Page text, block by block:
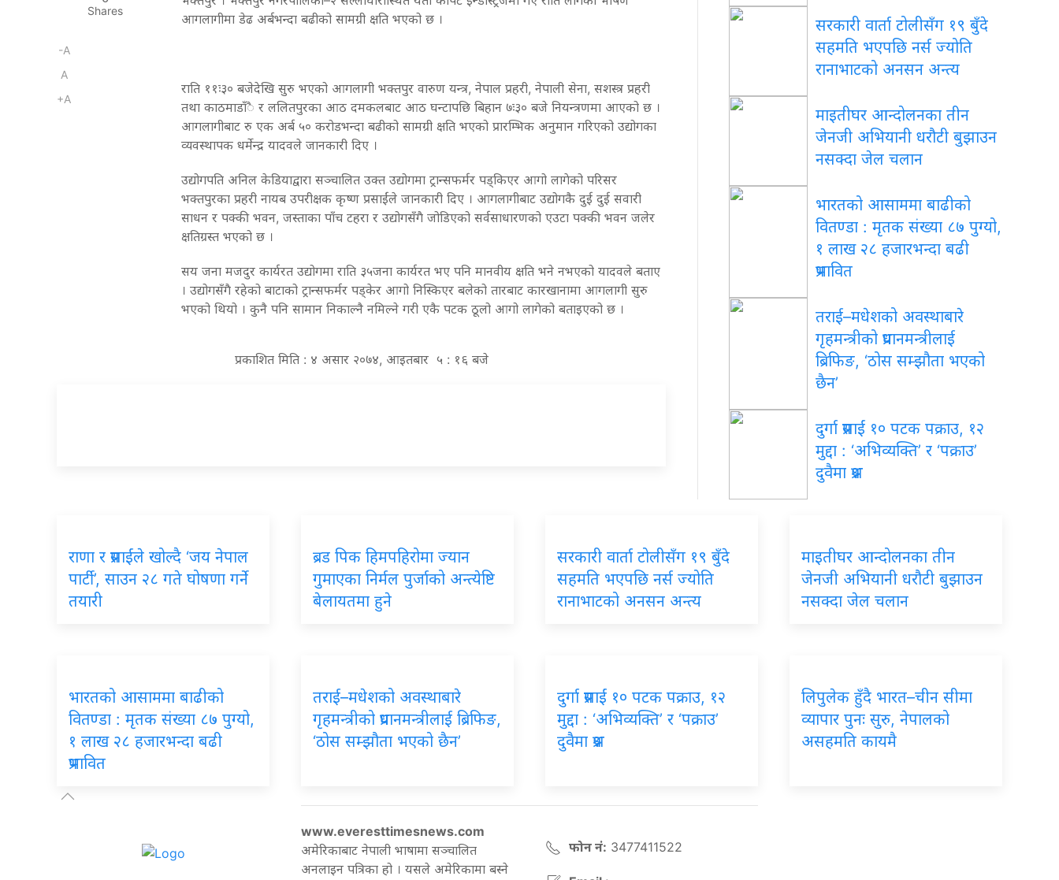
Shares
-A
A
+A
आगलागीमा डेढ अर्बभन्दा बढीको सामग्री क्षति भएको छ ।
राति ११ः३० बजेदेखि सुरु भएको आगलागी भक्तपुर वारुण यन्त्र, नेपाल प्रहरी, नेपाली सेना, सशस्त्र प्रहरी
तथा काठमाडाँै र ललितपुरका आठ दमकलबाट आठ घन्टापछि बिहान ७ः३० बजे नियन्त्रणमा आएको छ ।
आगलागीबाट रु एक अर्ब ५० करोडभन्दा बढीको सामग्री क्षति भएको प्रारम्भिक अनुमान गरिएको उद्योगका
व्यवस्थापक धर्मेन्द्र यादवले जानकारी दिए ।
उद्योगपति अनिल केडियाद्वारा सञ्चालित उक्त उद्योगमा ट्रान्सफर्मर पड्किएर आगो लागेको परिसर
भक्तपुरका प्रहरी नायब उपरीक्षक कृष्ण प्रसाईंले जानकारी दिए । आगलागीबाट उद्योगकै दुई दुई सवारी
साधन र पक्की भवन, जस्ताका पाँच टहरा र उद्योगसँगै जोडिएको सर्वसाधारणको एउटा पक्की भवन जलेर
क्षतिग्रस्त भएको छ ।
सय जना मजदुर कार्यरत उद्योगमा राति ३५जना कार्यरत भए पनि मानवीय क्षति भने नभएको यादवले बताए
। उद्योगसँगै रहेको बाटाको ट्रान्सफर्मर पड्केर आगो निस्किएर बलेको तारबाट कारखानामा आगलागी सुरु
भएको थियो । कुनै पनि सामान निकाल्नै नमिल्ने गरी एकै पटक ठूलो आगो लागेको बताइएको छ ।
प्रकाशित मिति : ४ असार २०७४, आइतबार ५ : १६ बजे
सरकारी वार्ता टोलीसँग १९ बुँदे
सहमति भएपछि नर्स ज्योति
रानाभाटको अनसन अन्त्य
माइतीघर आन्दोलनका तीन
जेनजी अभियानी धरौटी बुझाउन
नसक्दा जेल चलान
भारतको आसाममा बाढीको
वितण्डा : मृतक संख्या ८७ पुग्यो,
१ लाख २८ हजारभन्दा बढी
प्रभावित
तराई–मधेशको अवस्थाबारे
गृहमन्त्रीको प्रधानमन्त्रीलाई
ब्रिफिङ, ‘ठोस सम्झौता भएको
छैन’
दुर्गा प्रसाईं १० पटक पक्राउ, १२
मुद्दा : ‘अभिव्यक्ति’ र ‘पक्राउ’
दुवैमा प्रश्न
राणा र प्रसाईंले खोल्दै ‘जय नेपाल
पार्टी’, साउन २८ गते घोषणा गर्ने
तयारी
ब्रड पिक हिमपहिरोमा ज्यान
गुमाएका निर्मल पुर्जाको अन्त्येष्टि
बेलायतमा हुने
सरकारी वार्ता टोलीसँग १९ बुँदे
सहमति भएपछि नर्स ज्योति
रानाभाटको अनसन अन्त्य
माइतीघर आन्दोलनका तीन
जेनजी अभियानी धरौटी बुझाउन
नसक्दा जेल चलान
भारतको आसाममा बाढीको
वितण्डा : मृतक संख्या ८७ पुग्यो,
१ लाख २८ हजारभन्दा बढी
प्रभावित
तराई–मधेशको अवस्थाबारे
गृहमन्त्रीको प्रधानमन्त्रीलाई ब्रिफिङ,
‘ठोस सम्झौता भएको छैन’
दुर्गा प्रसाईं १० पटक पक्राउ, १२
मुद्दा : ‘अभिव्यक्ति’ र ‘पक्राउ’
दुवैमा प्रश्न
लिपुलेक हुँदै भारत–चीन सीमा
व्यापार पुनः सुरु, नेपालको
असहमति कायमै
www.everesttimesnews.com
अमेरिकाबाट नेपाली भाषामा सञ्चालित
अनलाइन पत्रिका हो । यसले अमेरिकामा बस्ने
फोन नं: 3477411522